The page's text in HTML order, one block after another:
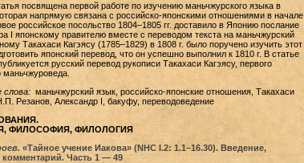
посвящена первой работе по изучению маньчжурского языка в
напрямую связана с российско-японскими отношениями в начале
российское посольство 1804–1805 гг. доставило в Японию послание
I японскому правителю вместе с переводом текста на маньчжурский
Такахаси Кагэясу (1785–1829) в 1808 г. было поручено изучить этот
японский перевод, что он успешно выполнил к 1810 г. В статье
русский перевод рукописи Такахаси Кагэясу, первого
маньчжуроведа.
слова: маньчжурский язык, российско-японские отношения, Такахаси
Резанов, Александр I, бакуфу, переводоведение
ФИЛОСОФИЯ, ФИЛОЛОГИЯ
«Тайное учение Иакова» (NHC I.2: 1.1–16.30). Введение,
комментарий. Часть 1 — 49